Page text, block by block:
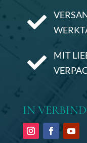


MIT
IN